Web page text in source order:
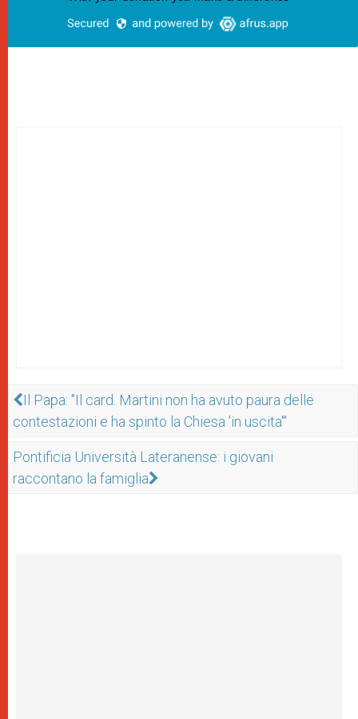
Il Papa: "Il card. Martini non ha avuto paura delle
contestazioni e ha spinto la Chiesa 'in uscita'"
Pontificia Università Lateranense: i giovani
raccontano la famiglia